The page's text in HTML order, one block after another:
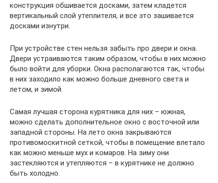
конструкция обшивается досками, затем кладется
вертикальный слой утеплителя, и все это зашивается
досками изнутри.
При устройстве стен нельзя забыть про двери и окна.
Двери устраиваются таким образом, чтобы в них можно
было войти для уборки. Окна располагаются так, чтобы
в них заходило как можно больше дневного света и
летом, и зимой.
Самая лучшая сторона курятника для них – южная,
можно сделать дополнительное окно с восточной или
западной стороны. На лето окна закрываются
противомоскитной сеткой, чтобы в помещение влетало
как можно меньше мух и комаров. На зиму они
застекляются и утепляются – в курятнике не должно
быть холодно.